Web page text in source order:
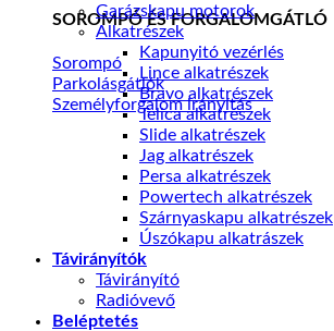
SOROMPÓ ÉS FORGALOMGÁTLÓ
Sorompó
Parkolásgátlók
Személyforgalom irányítás
Garázskapu motorok
Alkatrészek
Kapunyitó vezérlés
Lince alkatrészek
Bravo alkatrészek
Telica alkatrészek
Slide alkatrészek
Jag alkatrészek
Persa alkatrészek
Powertech alkatrészek
Szárnyaskapu alkatrészek
Úszókapu alkatrászek
Távirányítók
Távirányító
Radióvevő
Beléptetés